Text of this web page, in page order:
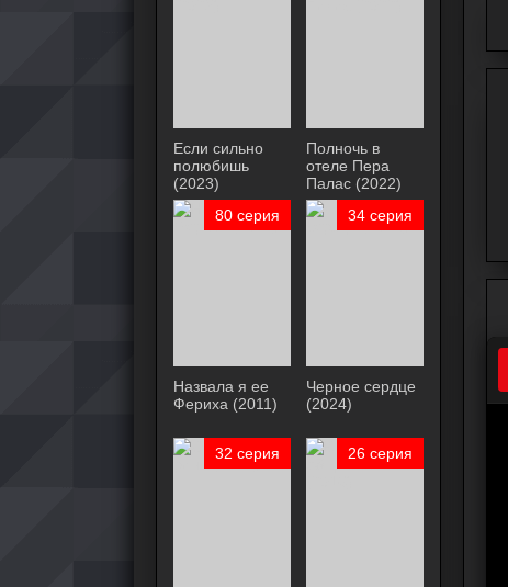
Если сильно
полюбишь
(2023)
Полночь в
отеле Пера
Палас (2022)
80 серия
Назвала я ее
Фериха (2011)
34 серия
Черное сердце
(2024)
32 серия 26 серия